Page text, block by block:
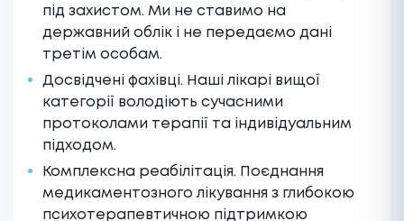
під захистом. Ми не ставимо на
державний облік і не передаємо дані
третім особам.
Досвідчені фахівці. Наші лікарі вищої
категорії володіють сучасними
протоколами терапії та індивідуальним
підходом.
Комплексна реабілітація. Поєднання
медикаментозного лікування з глибокою
психотерапевтичною підтримкою